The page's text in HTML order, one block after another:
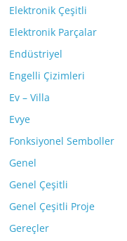
Elektronik Çeşitli
Elektronik Parçalar
Endüstriyel
Engelli Çizimleri
Ev – Villa
Evye
Fonksiyonel Semboller
Genel
Genel Çeşitli
Genel Çeşitli Proje
Gereçler